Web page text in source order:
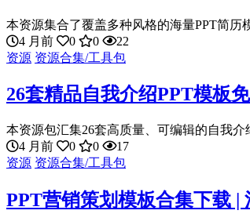
本资源集合了覆盖多种风格的海量PPT简历
4 月前
0 0
22
资源 资源合集/工具包
26套精品自我介绍PPT模板
本资源包汇集26套高质量、可编辑的自我
4 月前
0 0
17
资源 资源合集/工具包
PPT营销策划模板合集下载 |